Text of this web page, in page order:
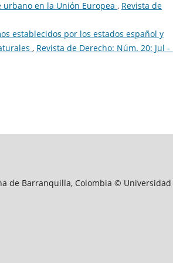
en la Unión Europea , Revista de
establecidos por los estados español y
, Revista de Derecho: Núm. 20: Jul -
de Barranquilla, Colombia ©